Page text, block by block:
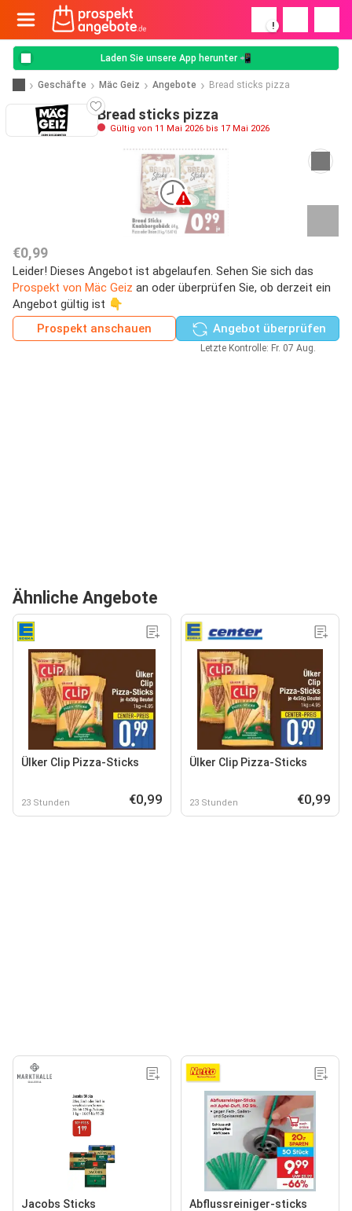
!
Laden Sie unsere App herunter 📲
Geschäfte Mäc Geiz Angebote Bread sticks pizza
Bread sticks pizza
Gültig von 11 Mai 2026 bis 17 Mai 2026
€0,99
Leider! Dieses Angebot ist abgelaufen. Sehen Sie sich das
Prospekt von Mäc Geiz an oder überprüfen Sie, ob derzeit ein
Angebot gültig ist 👇
Prospekt anschauen
Angebot überprüfen
Letzte Kontrolle: Fr. 07 Aug.
Ähnliche Angebote
Ülker Clip Pizza-Sticks
23 Stunden €0,99
Ülker Clip Pizza-Sticks
23 Stunden €0,99
Jacobs Sticks Abflussreiniger-sticks